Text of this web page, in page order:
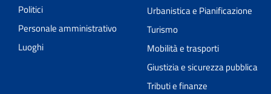
Politici
Personale amministrativo
Luoghi
Urbanistica e Pianificazione
Turismo
Mobilità e trasporti
Giustizia e sicurezza pubblica
Tributi e finanze